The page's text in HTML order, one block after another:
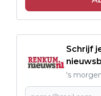
Schrijf
's